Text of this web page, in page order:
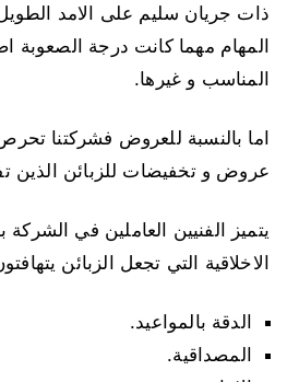
ذات جريان سليم على الامد
المهام مهما كانت درجة الصعوبة
المناسب و غيرها.
اما بالنسبة للعروض فشركتنا
عروض و تخفيضات للزبائن الذين
يتميز الفنيين العاملين في الشركة
الاخلاقية التي تجعل الزبائن
الدقة بالمواعيد.
المصداقية.